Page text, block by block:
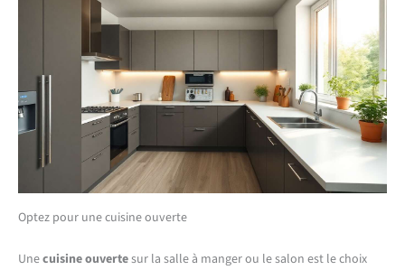
Optez pour une cuisine ouverte
Unecuisine ouvertesur la salle à manger ou le salon est le choix